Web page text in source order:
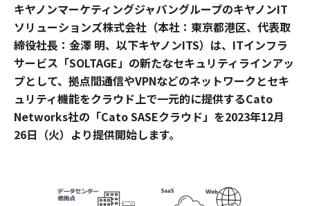
キヤノンマーケティングジャパングループのキヤノンIT
ソリューションズ株式会社（本社：東京都港区、代表取
締役社長：金澤 明、以下キヤノンITS）は、ITインフラ
サービス「SOLTAGE」の新たなセキュリティラインアッ
プとして、拠点間通信やVPNなどのネットワークとセキ
ュリティ機能をクラウド上で一元的に提供するCato
Networks社の「Cato SASEクラウド」を2023年12月
26日（火）より提供開始します。